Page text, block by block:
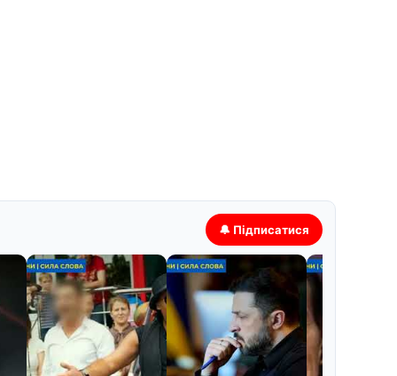
🔔 Підписатися